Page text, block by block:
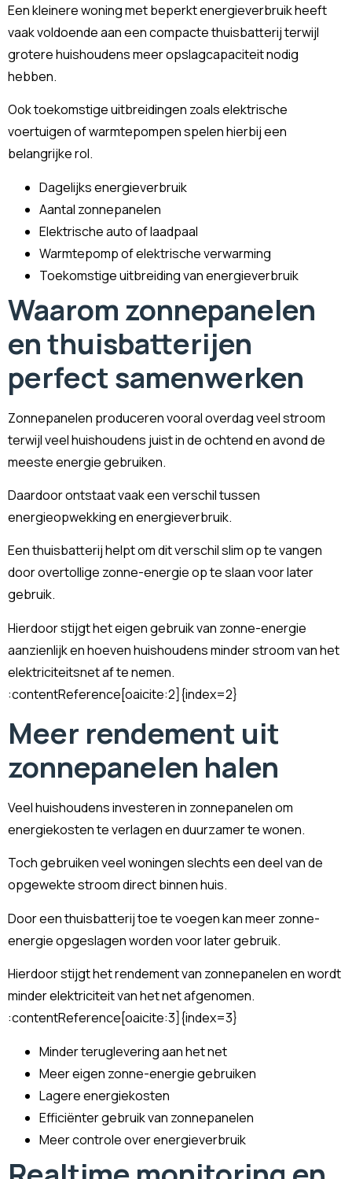
Een kleinere woning met beperkt energieverbruik heeft
vaak voldoende aan een compacte thuisbatterij terwijl
grotere huishoudens meer opslagcapaciteit nodig
hebben.
Ook toekomstige uitbreidingen zoals elektrische
voertuigen of warmtepompen spelen hierbij een
belangrijke rol.
Dagelijks energieverbruik
Aantal zonnepanelen
Elektrische auto of laadpaal
Warmtepomp of elektrische verwarming
Toekomstige uitbreiding van energieverbruik
Waarom zonnepanelen
en thuisbatterijen
perfect samenwerken
Zonnepanelen produceren vooral overdag veel stroom
terwijl veel huishoudens juist in de ochtend en avond de
meeste energie gebruiken.
Daardoor ontstaat vaak een verschil tussen
energieopwekking en energieverbruik.
Een thuisbatterij helpt om dit verschil slim op te vangen
door overtollige zonne-energie op te slaan voor later
gebruik.
Hierdoor stijgt het eigen gebruik van zonne-energie
aanzienlijk en hoeven huishoudens minder stroom van het
elektriciteitsnet af te nemen.
:contentReference[oaicite:2]{index=2}
Meer rendement uit
zonnepanelen halen
Veel huishoudens investeren in zonnepanelen om
energiekosten te verlagen en duurzamer te wonen.
Toch gebruiken veel woningen slechts een deel van de
opgewekte stroom direct binnen huis.
Door een thuisbatterij toe te voegen kan meer zonne-
energie opgeslagen worden voor later gebruik.
Hierdoor stijgt het rendement van zonnepanelen en wordt
minder elektriciteit van het net afgenomen.
:contentReference[oaicite:3]{index=3}
Minder teruglevering aan het net
Meer eigen zonne-energie gebruiken
Lagere energiekosten
Efficiënter gebruik van zonnepanelen
Meer controle over energieverbruik